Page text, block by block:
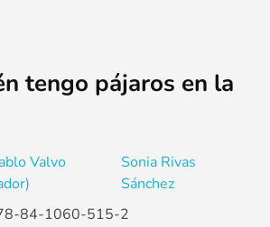
tengo pájaros en la
Valvo
Sonia Rivas
Sánchez
84-1060-515-2